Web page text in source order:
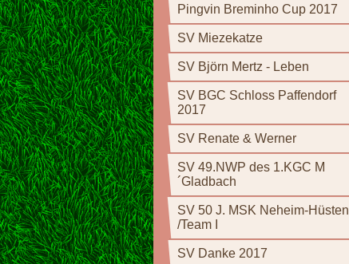
Pingvin Breminho Cup 2017
SV Miezekatze
SV Björn Mertz - Leben
SV BGC Schloss Paffendorf
2017
SV Renate & Werner
SV 49.NWP des 1.KGC M
´Gladbach
SV 50 J. MSK Neheim-Hüsten
/Team I
SV Danke 2017